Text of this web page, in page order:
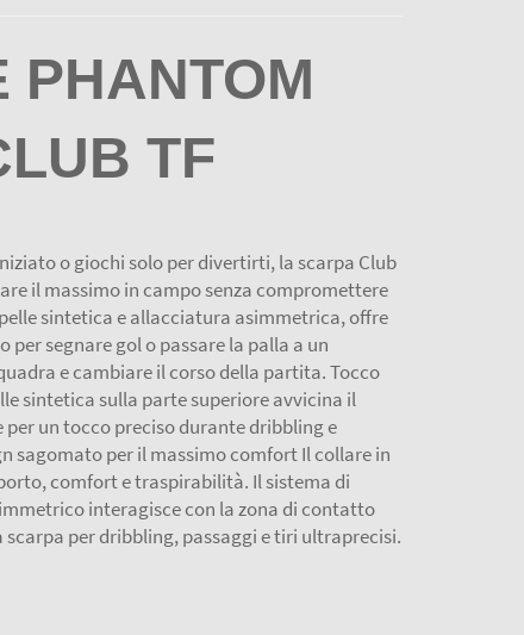
PHANTOM
TF
o giochi solo per divertirti, la scarpa Club
il massimo in campo senza compromettere
sintetica e allacciatura asimmetrica, offre
per segnare gol o passare la palla a un
e cambiare il corso della partita. Tocco
sintetica sulla parte superiore avvicina il
per un tocco preciso durante dribbling e
sagomato per il massimo comfort Il collare in
comfort e traspirabilità. Il sistema di
interagisce con la zona di contatto
per dribbling, passaggi e tiri ultraprecisi.